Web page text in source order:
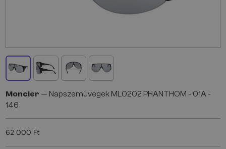
Moncler — Napszemüvegek ML0202 PHANTHOM - 01A -
146
62 000 Ft